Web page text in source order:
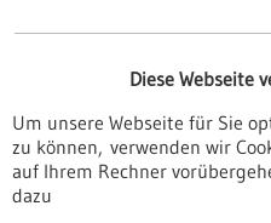
Medizin
Ob Krebs- oder Neuromedizin
Personalisierte Medizin im
Diese Webseite
Um unsere Webseite für Sie
zu können, verwenden wir
auf Ihrem Rechner
dazu